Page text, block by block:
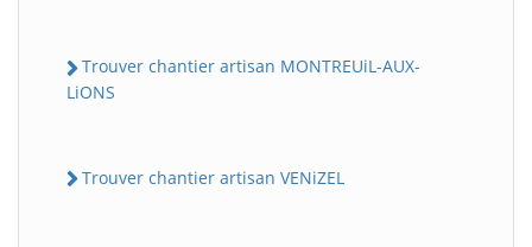
Trouver chantier artisan MONTREUiL-AUX-
LiONS
Trouver chantier artisan VENiZEL